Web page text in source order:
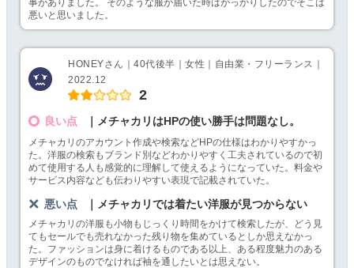
事がありました。 そのような服が届いた時はがっかりしたのでそこは
悪いと思いました。
HONEYさん｜40代後半｜女性｜自由業・フリーランス｜
2022.12
2
良い点 ｜メチャカリはHPの使い勝手は問題なし。
メチャカリのアカウント作成や検索などHPの仕様はわかりやすかっ
た。洋服の検索もブランド別などわかりやすく工夫されているので初
めて使用する人も感覚的に理解して使えるようになっていた。料金や
サービス内容なども伝わりやすい表現で記載されていた。
悪い点 ｜メチャカリでは着たい洋服が見つからない
メチャカリの洋服も小物もじっくり時間をかけて検索したが、どう見
てもセールでも売れなかった残り物を集めているとしか思えなかっ
た。ファッションは身に着けるものである以上、ある程度魅力のある
デザインのものでなければ袖を通したいとは思えない。